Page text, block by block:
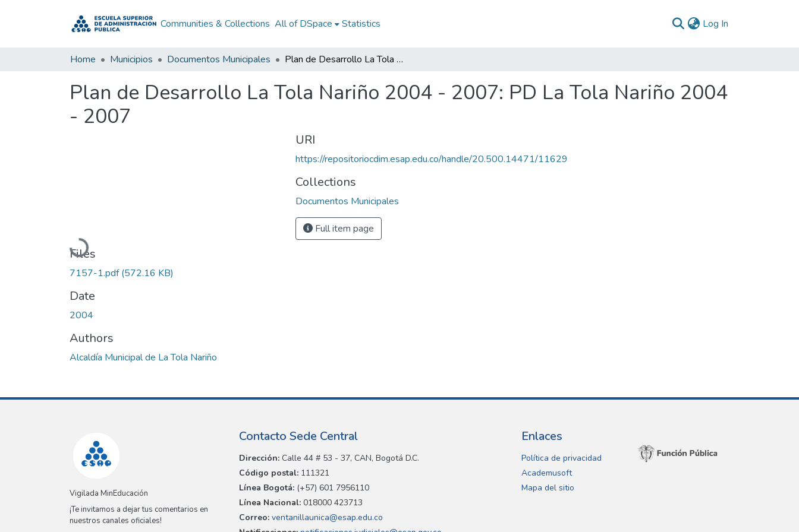
Communities & Collections All of DSpace Statistics Log In
Home Municipios Documentos Municipales Plan de Desarrollo La Tola Nariño 2004 - 2007: PD La Tola Nariño 2004 - 2007
Plan de Desarrollo La Tola Nariño 2004 - 2007: PD La Tola Nariño 2004
- 2007
Loading...
Files
7157-1.pdf(572.16 KB)
Date
2004
Authors
Alcaldía Municipal de La Tola Nariño
URI
https://repositoriocdim.esap.edu.co/handle/20.500.14471/11629
Collections
Documentos Municipales
Full item page
Vigilada MinEducación
¡Te invitamos a dejar tus comentarios en
nuestros canales oficiales!
Contacto Sede Central
Dirección: Calle 44 # 53 - 37, CAN, Bogotá D.C.
Código postal: 111321
Línea Bogotá: (+57) 601 7956110
Línea Nacional: 018000 423713
Correo: ventanillaunica@esap.edu.co
Enlaces
Política de privacidad
Academusoft
Mapa del sitio